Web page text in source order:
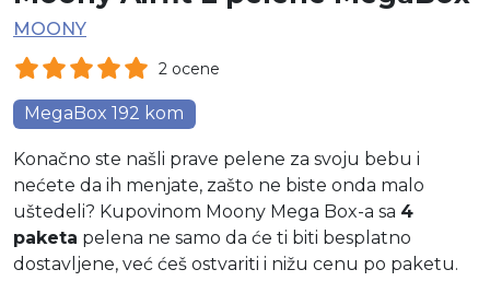
MOONY
2 ocene
MegaBox 192 kom
Konačno ste našli prave pelene za svoju bebu i
nećete da ih menjate, zašto ne biste onda malo
uštedeli? Kupovinom Moony Mega Box-a sa 4
paketa pelena ne samo da će ti biti besplatno
dostavljene, već ćeš ostvariti i nižu cenu po paketu.